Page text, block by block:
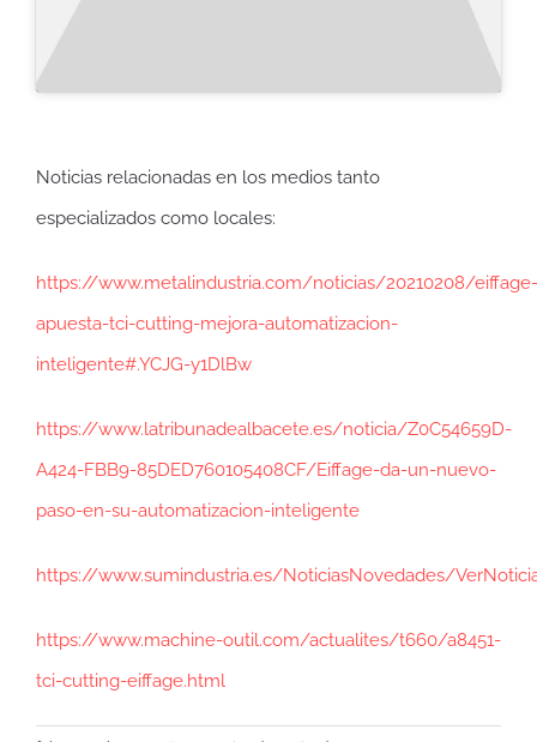
Noticias relacionadas en los medios tanto
especializados como locales:
https://www.metalindustria.com/noticias/20210208/eiffage-
apuesta-tci-cutting-mejora-automatizacion-
inteligente#.YCJG-y1DlBw
https://www.latribunadealbacete.es/noticia/Z0C54659D-
A424-FBB9-85DED760105408CF/Eiffage-da-un-nuevo-
paso-en-su-automatizacion-inteligente
https://www.sumindustria.es/NoticiasNovedades/
https://www.machine-outil.com/actualites/t660/a8451-
tci-cutting-eiffage.html